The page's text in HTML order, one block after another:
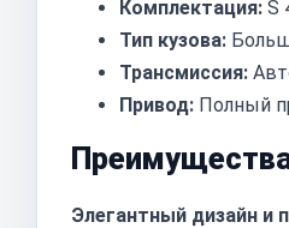
Комплектация: S
Тип кузова:
Трансмиссия:
Привод: Полный
Элегантный дизайн и